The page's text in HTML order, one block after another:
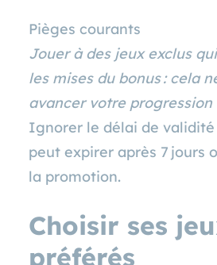
Pièges courants
Jouer à des jeux exclus
les mises du bonus : cela
avancer votre
Ignorer le délai de validité
peut expirer après 7 jours
la promotion.
Choisir ses
préférés